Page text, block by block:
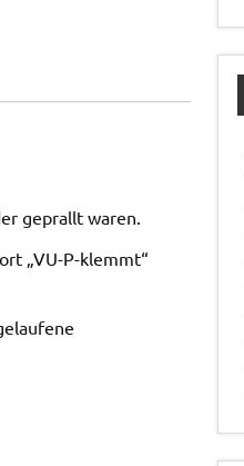
geprallt waren.
„VU-P-klemmt“